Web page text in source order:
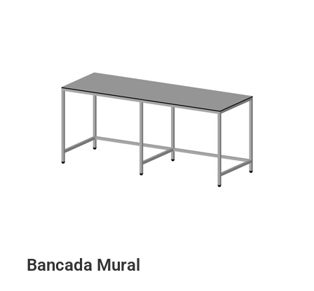
Bancada Mural